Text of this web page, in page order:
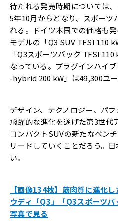
待たれる発売時期については
5年10月からとなり、スポーツ
れる。ドイツ本国での価格も
モデルの「Q3 SUV TFSI 110
「Q3スポーツバック TFSI
なっている。プラグインハイ
-hybrid 200 kW」は49,300ユー
デザイン、テクノロジー、パ
飛躍的な進化を遂げた第3世代
コンパクトSUVの新たなベン
リードしていくことだろう。
い。
【画像134枚】筋肉質に進化
ウディ「Q3」「Q3スポーツ
写真で見る